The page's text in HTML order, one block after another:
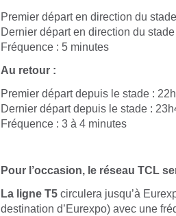
Premier départ en direction du
Dernier départ en direction du
Fréquence : 5 minutes
Au retour :
Premier départ depuis le stade :
Dernier départ depuis le stade :
Fréquence : 3 à 4 minutes
Pour l’occasion, le réseau TCL
La ligne T5 circulera jusqu’à
destination d’Eurexpo) avec une